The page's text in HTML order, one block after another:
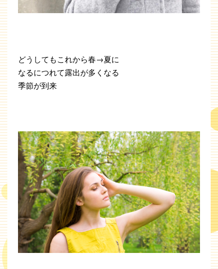
どうしてもこれから春→夏に
なるにつれて露出が多くなる
季節が到来